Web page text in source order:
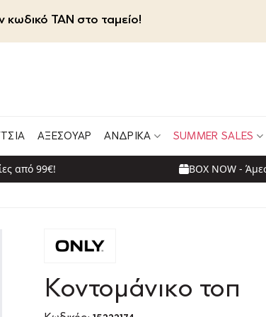
TAN στο ταμείο!
ΑΞΕΣΟΥΆΡ ΑΝΔΡΙΚΆ SUMMER SALES
από 99€! BOX NOW -
Κοντομάνικο τοπ